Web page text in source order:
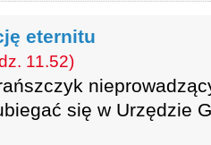
eternitu
11.52)
się w Urzędzie